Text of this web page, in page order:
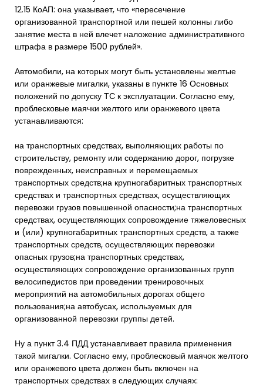
12.15 КоАП: она указывает, что «пересечение
организованной транспортной или пешей колонны либо
занятие места в ней влечет наложение административного
штрафа в размере 1500 рублей».
Автомобили, на которых могут быть установлены желтые
или оранжевые мигалки, указаны в пункте 16 Основных
положений по допуску ТС к эксплуатации. Согласно ему,
проблесковые маячки желтого или оранжевого цвета
устанавливаются:
на транспортных средствах, выполняющих работы по
строительству, ремонту или содержанию дорог, погрузке
поврежденных, неисправных и перемещаемых
транспортных средств;на крупногабаритных транспортных
средствах и транспортных средствах, осуществляющих
перевозки грузов повышенной опасности;на транспортных
средствах, осуществляющих сопровождение тяжеловесных
и (или) крупногабаритных транспортных средств, а также
транспортных средств, осуществляющих перевозки
опасных грузов;на транспортных средствах,
осуществляющих сопровождение организованных групп
велосипедистов при проведении тренировочных
мероприятий на автомобильных дорогах общего
пользования;на автобусах, используемых для
организованной перевозки группы детей.
Ну а пункт 3.4 ПДД устанавливает правила применения
такой мигалки. Согласно ему, проблесковый маячок желтого
или оранжевого цвета должен быть включен на
транспортных средствах в следующих случаях: